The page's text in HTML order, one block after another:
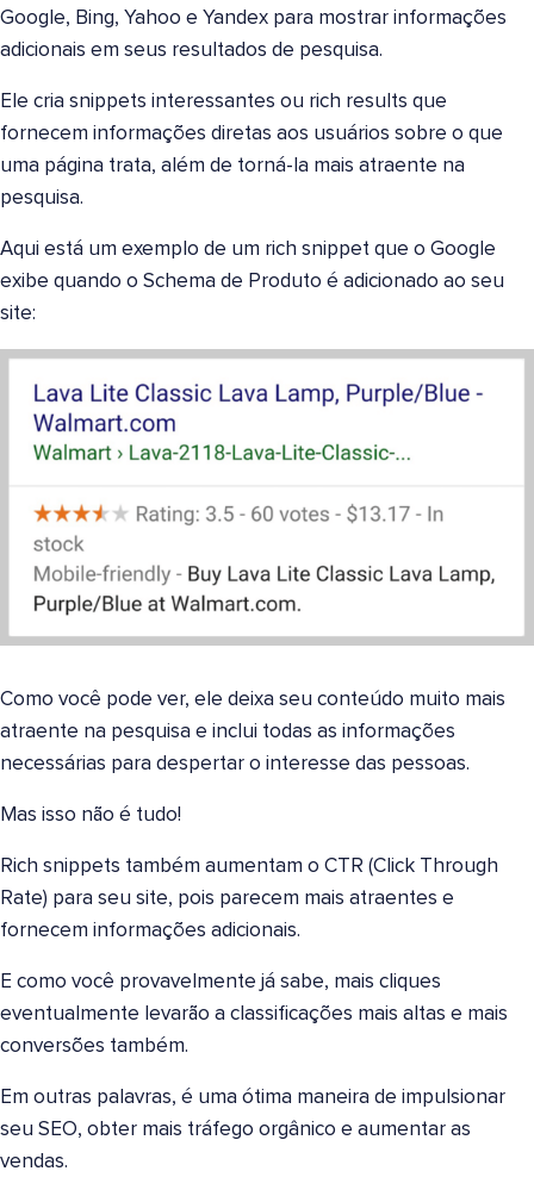
Google, Bing, Yahoo e Yandex para mostrar informações
adicionais em seus resultados de pesquisa.
Ele cria snippets interessantes ou rich results que
fornecem informações diretas aos usuários sobre o que
uma página trata, além de torná-la mais atraente na
pesquisa.
Aqui está um exemplo de um rich snippet que o Google
exibe quando o Schema de Produto é adicionado ao seu
site:
Como você pode ver, ele deixa seu conteúdo muito mais
atraente na pesquisa e inclui todas as informações
necessárias para despertar o interesse das pessoas.
Mas isso não é tudo!
Rich snippets também aumentam o CTR (Click Through
Rate) para seu site, pois parecem mais atraentes e
fornecem informações adicionais.
E como você provavelmente já sabe, mais cliques
eventualmente levarão a classificações mais altas e mais
conversões também.
Em outras palavras, é uma ótima maneira de impulsionar
seu SEO, obter mais tráfego orgânico e aumentar as
vendas.